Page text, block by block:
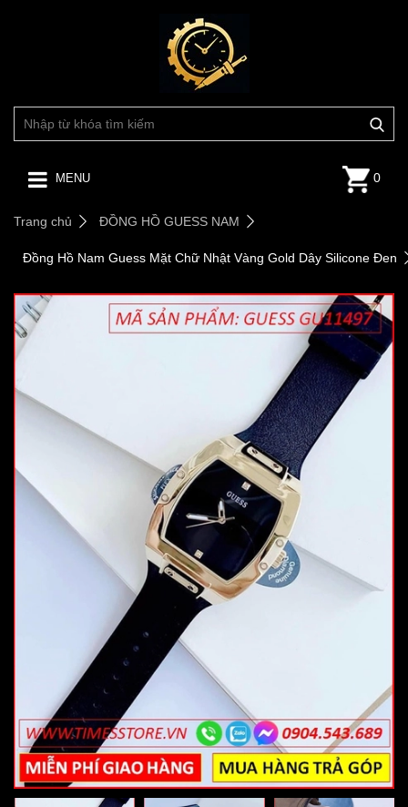
MENU 0
Trang chủ ĐỒNG HỒ GUESS NAM
Đồng Hồ Nam Guess Mặt Chữ Nhật Vàng Gold Dây Silicone Đen